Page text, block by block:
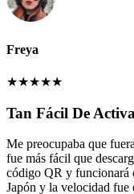
Freya
★★★★★
Tan Fácil De
Me preocupaba que
fue más fácil que
código QR y funcionará
Japón y la velocidad fue